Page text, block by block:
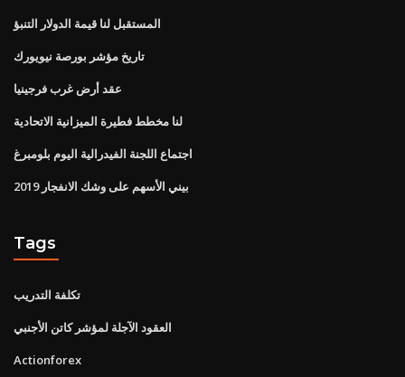
المستقبل لنا قيمة الدولار التنبؤ
تاريخ مؤشر بورصة نيويورك
عقد أرض غرب فرجينيا
لنا مخطط فطيرة الميزانية الاتحادية
اجتماع اللجنة الفيدرالية اليوم بلومبرغ
بيني الأسهم على وشك الانفجار 2019
Tags
تكلفة التدريب
العقود الآجلة لمؤشر كاتن الأجنبي
Actionforex